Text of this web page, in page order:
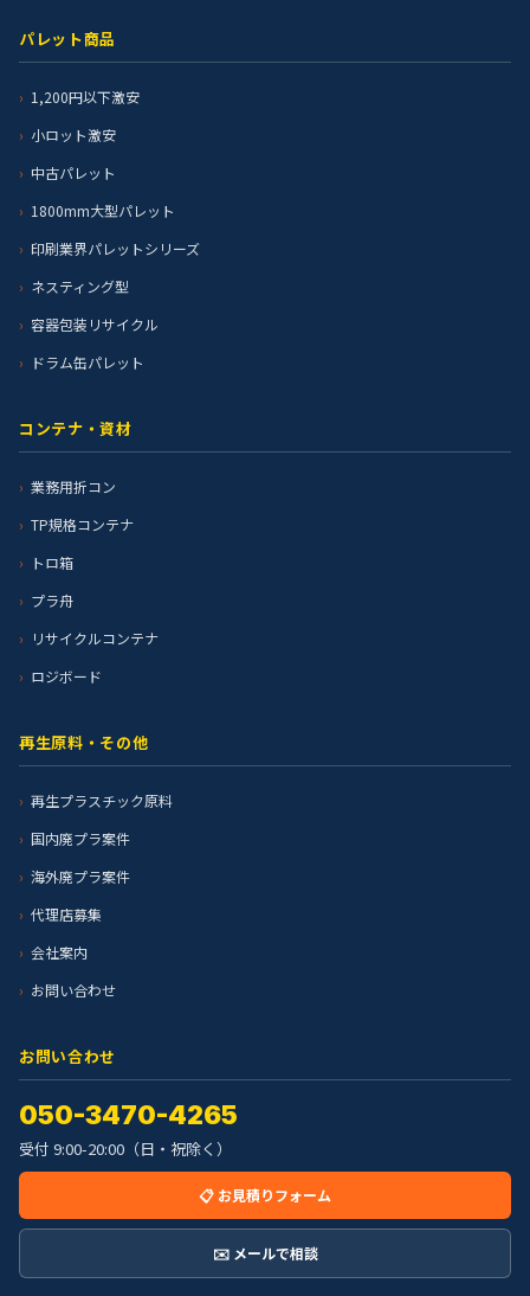
パレット商品
1,200円以下激安
小ロット激安
中古パレット
1800mm大型パレット
印刷業界パレットシリーズ
ネスティング型
容器包装リサイクル
ドラム缶パレット
コンテナ・資材
業務用折コン
TP規格コンテナ
トロ箱
プラ舟
リサイクルコンテナ
ロジボード
再生原料・その他
再生プラスチック原料
国内廃プラ案件
海外廃プラ案件
代理店募集
会社案内
お問い合わせ
お問い合わせ
050-3470-4265
受付 9:00-20:00（日・祝除く）
📋 お見積りフォーム
✉️ メールで相談